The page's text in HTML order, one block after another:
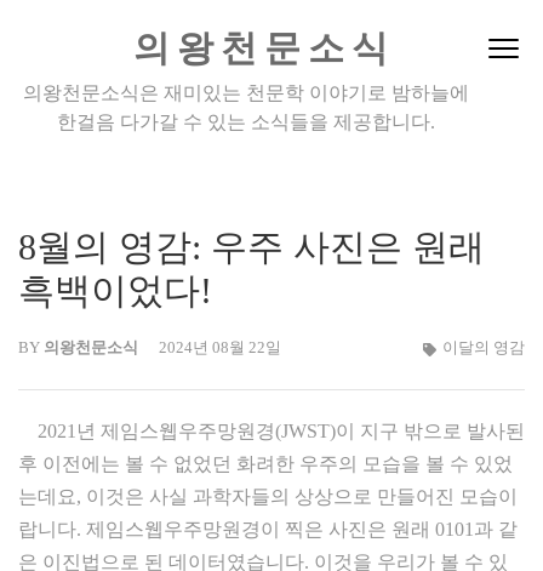
(Press
의왕천문소식
의왕천문소식은 재미있는 천문학 이야기로 밤하늘에
한걸음 다가갈 수 있는 소식들을 제공합니다.
8월의 영감: 우주 사진은 원래
흑백이었다!
BY 의왕천문소식 2024년 08월 22일 이달의 영감
2021년 제임스웹우주망원경(JWST)이 지구 밖으로 발사된
후 이전에는 볼 수 없었던 화려한 우주의 모습을 볼 수 있었
는데요, 이것은 사실 과학자들의 상상으로 만들어진 모습이
랍니다. 제임스웹우주망원경이 찍은 사진은 원래 0101과 같
은 이진법으로 된 데이터였습니다. 이것을 우리가 볼 수 있